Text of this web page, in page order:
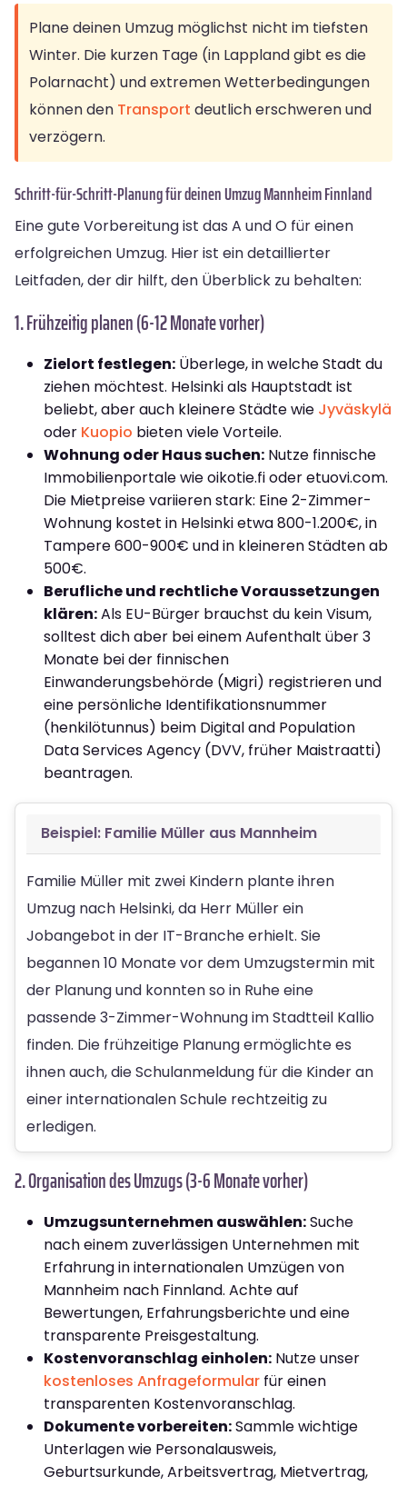
Plane deinen Umzug möglichst nicht im tiefsten
Winter. Die kurzen Tage (in Lappland gibt es die
Polarnacht) und extremen Wetterbedingungen
können den Transport deutlich erschweren und
verzögern.
Schritt-für-Schritt-Planung für deinen Umzug Mannheim Finnland
Eine gute Vorbereitung ist das A und O für einen
erfolgreichen Umzug. Hier ist ein detaillierter
Leitfaden, der dir hilft, den Überblick zu behalten:
1. Frühzeitig planen (6-12 Monate vorher)
Zielort festlegen: Überlege, in welche Stadt du
ziehen möchtest. Helsinki als Hauptstadt ist
beliebt, aber auch kleinere Städte wie Jyväskylä
oder Kuopio bieten viele Vorteile.
Wohnung oder Haus suchen: Nutze finnische
Immobilienportale wie oikotie.fi oder etuovi.com.
Die Mietpreise variieren stark: Eine 2-Zimmer-
Wohnung kostet in Helsinki etwa 800-1.200€, in
Tampere 600-900€ und in kleineren Städten ab
500€.
Berufliche und rechtliche Voraussetzungen
klären:Als EU-Bürger brauchst du kein Visum,
solltest dich aber bei einem Aufenthalt über 3
Monate bei der finnischen
Einwanderungsbehörde (Migri) registrieren und
eine persönliche Identifikationsnummer
(henkilötunnus) beim Digital and Population
Data Services Agency (DVV, früher Maistraatti)
beantragen.
Beispiel: Familie Müller aus Mannheim
Familie Müller mit zwei Kindern plante ihren
Umzug nach Helsinki, da Herr Müller ein
Jobangebot in der IT-Branche erhielt. Sie
begannen 10 Monate vor dem Umzugstermin mit
der Planung und konnten so in Ruhe eine
passende 3-Zimmer-Wohnung im Stadtteil Kallio
finden. Die frühzeitige Planung ermöglichte es
ihnen auch, die Schulanmeldung für die Kinder an
einer internationalen Schule rechtzeitig zu
erledigen.
2. Organisation des Umzugs (3-6 Monate vorher)
Umzugsunternehmen auswählen:Suche
nach einem zuverlässigen Unternehmen mit
Erfahrung in internationalen Umzügen von
Mannheim nach Finnland. Achte auf
Bewertungen, Erfahrungsberichte und eine
transparente Preisgestaltung.
Kostenvoranschlag einholen: Nutze unser
kostenloses Anfrageformular für einen
transparenten Kostenvoranschlag.
Dokumente vorbereiten:Sammle wichtige
Unterlagen wie Personalausweis,
Geburtsurkunde, Arbeitsvertrag, Mietvertrag,